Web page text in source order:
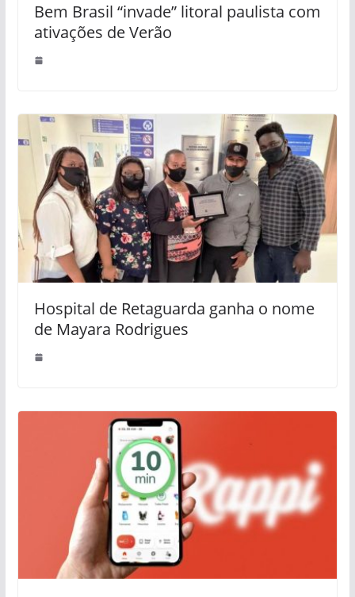
Bem Brasil “invade” litoral paulista com
ativações de Verão
Hospital de Retaguarda ganha o nome
de Mayara Rodrigues